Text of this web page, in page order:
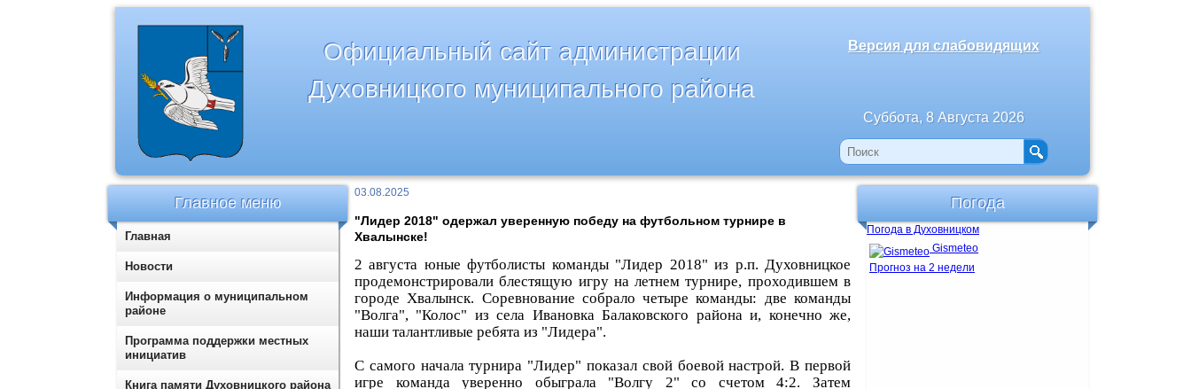
Официальный сайт администрации
Духовницкого муниципального района
Версия для слабовидящих
Суббота, 8 Августа 2026
03.08.2025
"Лидер 2018" одержал уверенную победу на футбольном турнире в
Хвалынске!
2 августа юные футболисты команды "Лидер 2018" из р.п. Духовницкое
продемонстрировали блестящую игру на летнем турнире, проходившем в
городе Хвалынск. Соревнование собрало четыре команды: две команды
"Волга", "Колос" из села Ивановка Балаковского района и, конечно же,
наши талантливые ребята из "Лидера".
С самого начала турнира "Лидер" показал свой боевой настрой. В первой
игре команда уверенно обыграла "Волгу 2" со счетом 4:2. Затем
Главное меню
Главная
Новости
Информация о муниципальном
районе
Программа поддержки местных
инициатив
Книга памяти Духовницкого района
Погода
Погода в Духовницком
Gismeteo
Прогноз на 2 недели